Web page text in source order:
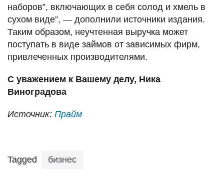
наборов”, включающих в себя солод и хмель в
сухом виде”, — дополнили источники издания.
Таким образом, неучтенная выручка может
поступать в виде займов от зависимых фирм,
привлеченных производителями.
С уважением к Вашему делу, Ника
Виноградова
Источник: Прайм
Tagged бизнес